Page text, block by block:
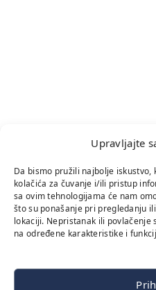
Upravljajte
Da bismo pružili najbolje
kolačića za čuvanje i/ili pristup
sa ovim tehnologijama će nam
što su ponašanje pri pregledanju
lokaciji. Nepristanak ili povlačenje
na određene karakteristike i